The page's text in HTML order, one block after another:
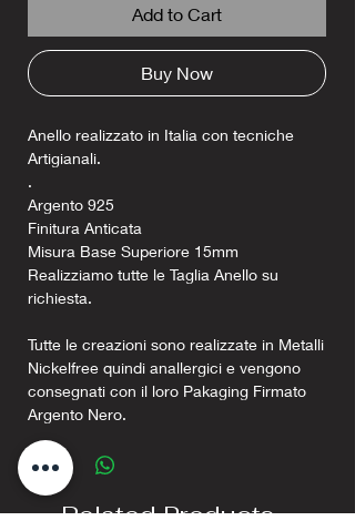
Add to Cart
Buy Now
Anello realizzato in Italia con tecniche
Artigianali.
.
Argento 925
Finitura Anticata
Misura Base Superiore 15mm
Realizziamo tutte le Taglia Anello su
richiesta.
Tutte le creazioni sono realizzate in Metalli
Nickelfree quindi anallergici e vengono
consegnati con il loro Pakaging Firmato
Argento Nero.
Related Products